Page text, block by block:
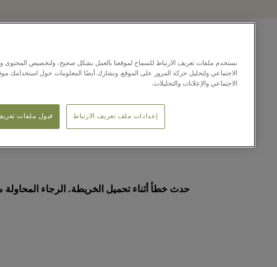
نستخدم ملفات تعريف الارتباط للسماح لموقعنا بالعمل بشكل صحيح، ولتخصيص المحتوى
الاجتماعي ولتحليل حركة المرور على الموقع. ونشارك أيضًا المعلومات حول استخدامك
الاجتماعي والإعلانات والتحليلات.
إعدادات ملف تعريف الارتباط قبول ملفات تعريف